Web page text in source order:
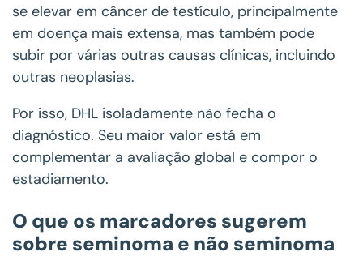
se elevar em câncer de testículo, principalmente
em doença mais extensa, mas também pode
subir por várias outras causas clínicas, incluindo
outras neoplasias.
Por isso, DHL isoladamente não fecha o
diagnóstico. Seu maior valor está em
complementar a avaliação global e compor o
estadiamento.
O que os marcadores sugerem
sobre seminoma e não seminoma